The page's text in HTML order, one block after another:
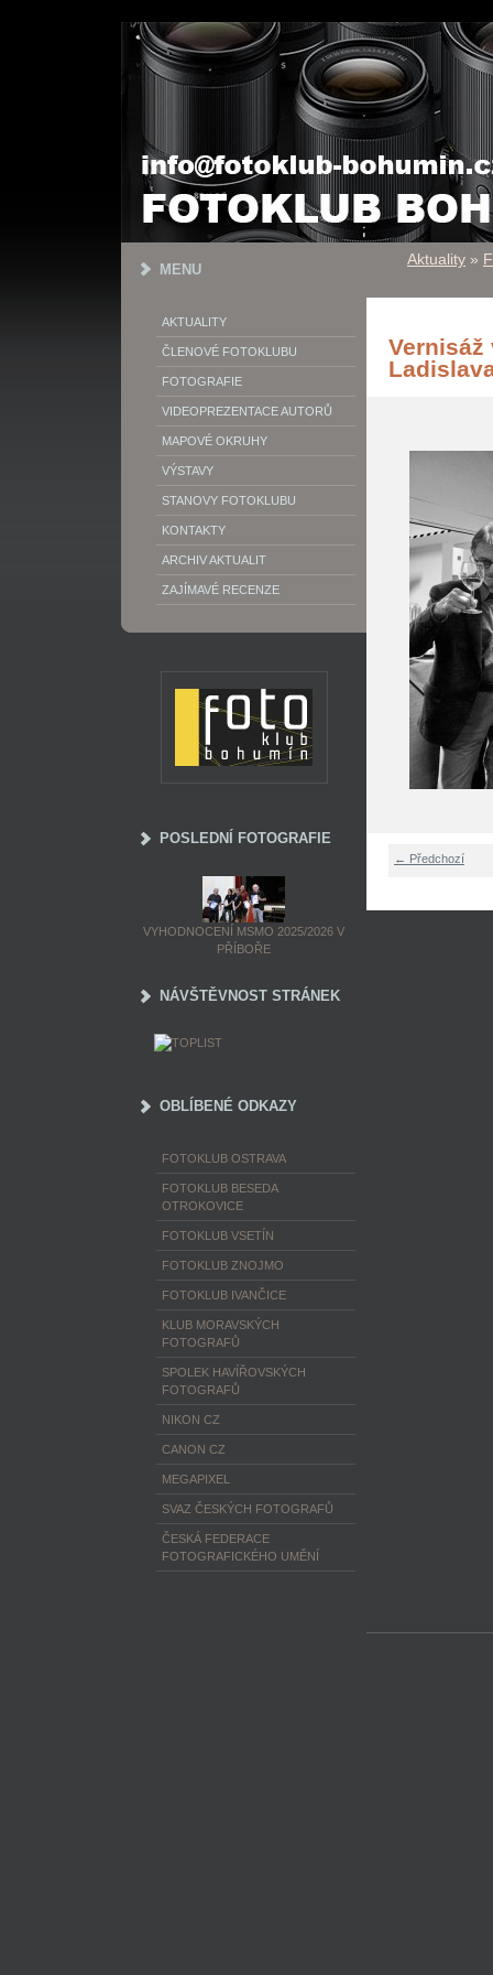
MENU
AKTUALITY
ČLENOVÉ FOTOKLUBU
FOTOGRAFIE
VIDEOPREZENTACE AUTORŮ
MAPOVÉ OKRUHY
VÝSTAVY
STANOVY FOTOKLUBU
KONTAKTY
ARCHIV AKTUALIT
ZAJÍMAVÉ RECENZE
POSLEDNÍ FOTOGRAFIE
VYHODNOCENÍ MSMO 2025/2026 V
PŘÍBOŘE
NÁVŠTĚVNOST STRÁNEK
OBLÍBENÉ ODKAZY
FOTOKLUB OSTRAVA
FOTOKLUB BESEDA
OTROKOVICE
FOTOKLUB VSETÍN
FOTOKLUB ZNOJMO
FOTOKLUB IVANČICE
KLUB MORAVSKÝCH
FOTOGRAFŮ
SPOLEK HAVÍŘOVSKÝCH
FOTOGRAFŮ
NIKON CZ
CANON CZ
MEGAPIXEL
SVAZ ČESKÝCH FOTOGRAFŮ
ČESKÁ FEDERACE
FOTOGRAFICKÉHO UMĚNÍ
Aktuality »
← Předchozí